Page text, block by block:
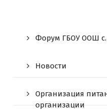
Форум ГБОУ ООШ
Новости
Организация
организации